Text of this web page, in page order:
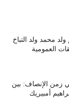
محمد ولد التباخ
العمومية
زمن الإنصاف: بين
أمبيريك